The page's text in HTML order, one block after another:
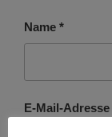
Name *
E-Mail-Adresse